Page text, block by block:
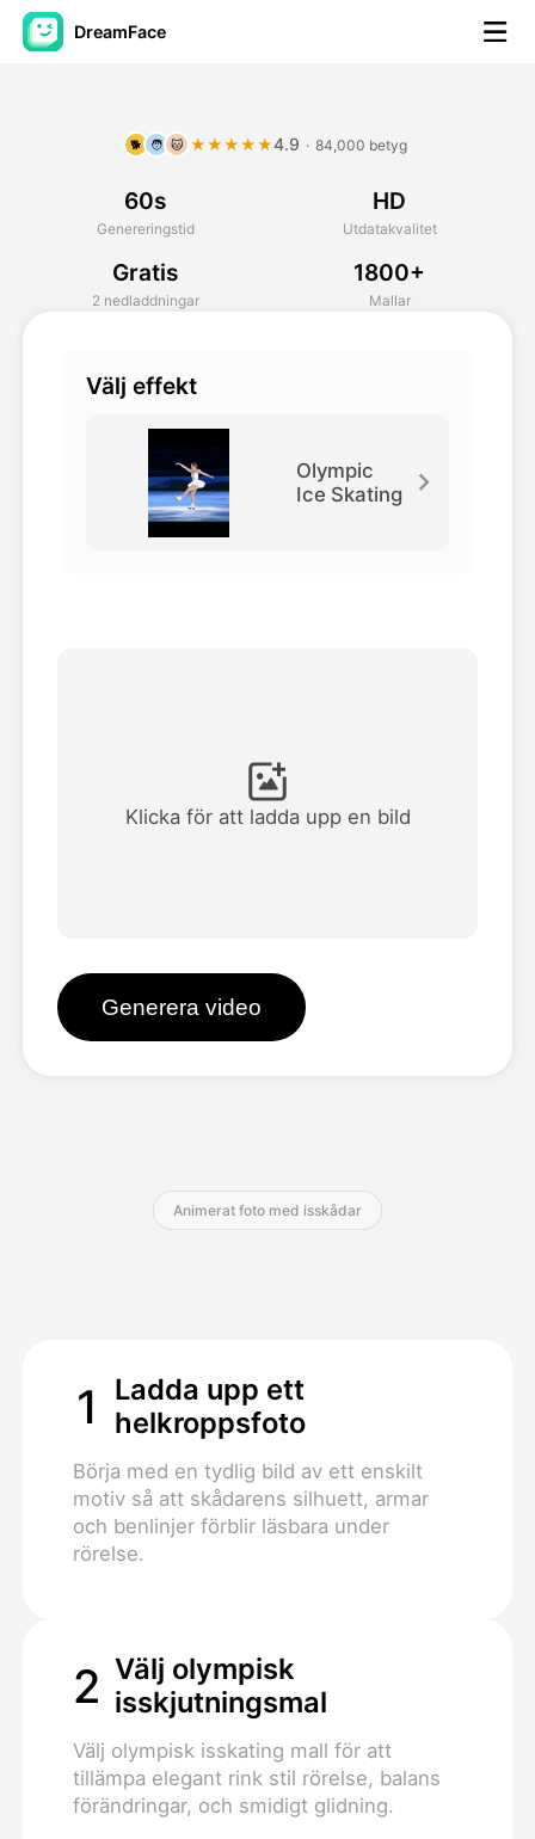
DreamFace
Avatar Video
AI-video
Foto:
Visa alla mallar
Blogg
🐕 🧑 🐱 ★★★★★4.9 · 84,000 betyg
60s
Genereringstid
HD
Utdatakvalitet
Gratis
2 nedladdningar
1800+
Mallar
Välj effekt
Olympic
Ice Skating
Klicka för att ladda upp en bild
Generera video
Animerat foto med isskådar
1
Ladda upp ett
helkroppsfoto
Börja med en tydlig bild av ett enskilt
motiv så att skådarens silhuett, armar
och benlinjer förblir läsbara under
rörelse.
2 Välj olympisk
isskjutningsmal
Välj olympisk isskating mall för att
tillämpa elegant rink stil rörelse, balans
förändringar, och smidigt glidning.